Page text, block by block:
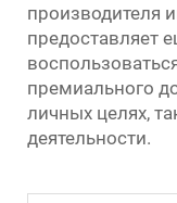
производителя
предоставляет
премиального
личных целях,
деятельности.